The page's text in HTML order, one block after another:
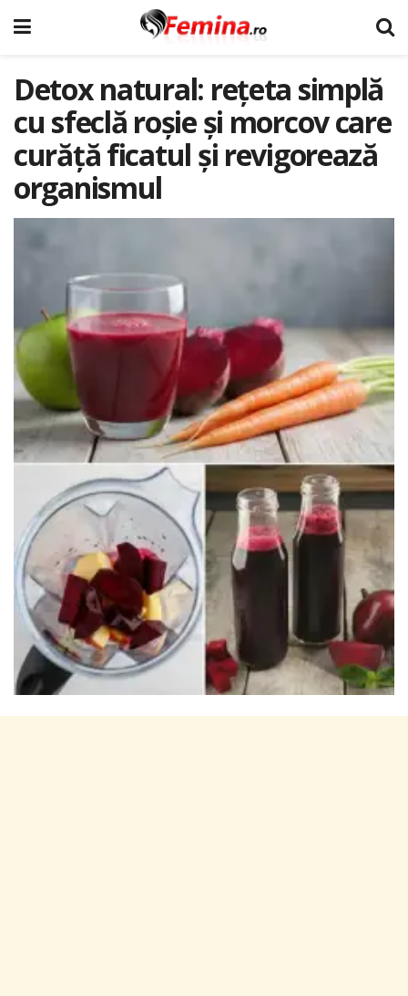
Detox natural: rețeta simplă
cu sfeclă roșie și morcov care
curăță ficatul și revigorează
organismul